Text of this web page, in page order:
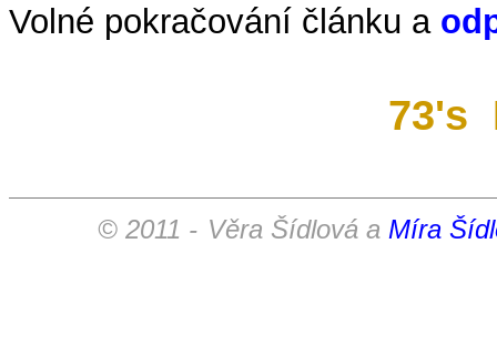
Volné pokračování článku a
73's
© 2011 - Věra Šídlová a Míra